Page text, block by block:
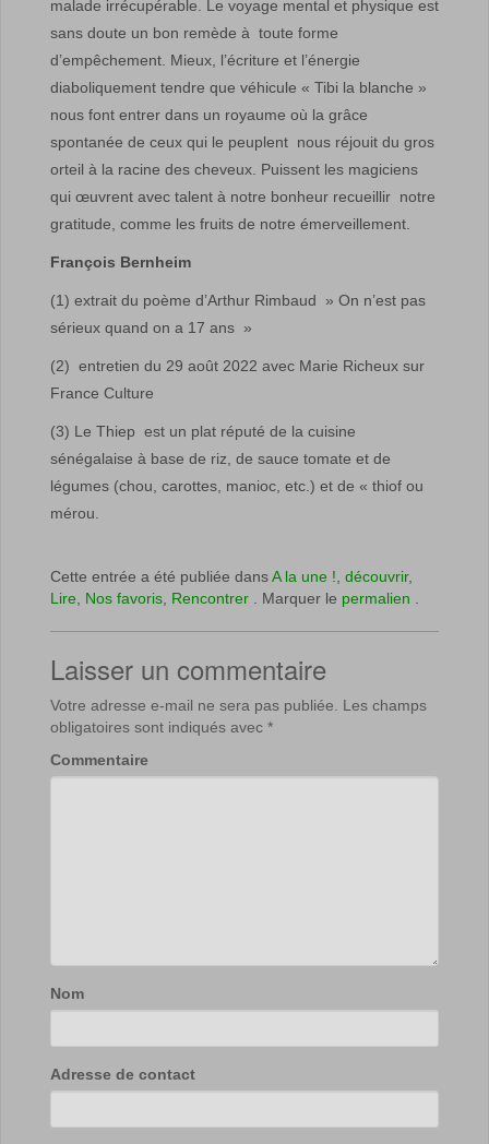
malade irrécupérable. Le voyage mental et physique est
sans doute un bon remède à toute forme
d’empêchement. Mieux, l’écriture et l’énergie
diaboliquement tendre que véhicule « Tibi la blanche »
nous font entrer dans un royaume où la grâce
spontanée de ceux qui le peuplent nous réjouit du gros
orteil à la racine des cheveux. Puissent les magiciens
qui œuvrent avec talent à notre bonheur recueillir notre
gratitude, comme les fruits de notre émerveillement.
François Bernheim
(1) extrait du poème d’Arthur Rimbaud » On n’est pas
sérieux quand on a 17 ans »
(2) entretien du 29 août 2022 avec Marie Richeux sur
France Culture
(3) Le Thiep est un plat réputé de la cuisine
sénégalaise à base de riz, de sauce tomate et de
légumes (chou, carottes, manioc, etc.) et de « thiof ou
mérou.
Cette entrée a été publiée dansA la une ! découvrir,
Lire
Nos favoris Rencontrer . Marquer le permalien
Laisser un commentaire
Votre adresse e-mail ne sera pas publiée.
Les champs
obligatoires sont indiqués avec *
Commentaire
Nom
Adresse de contact